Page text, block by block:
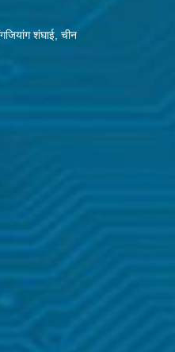
शंघाई, चीन